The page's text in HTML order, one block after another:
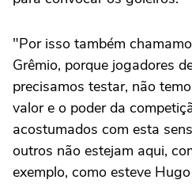
"Por isso também
Grêmio, porque jogadores
precisamos testar, não
valor e o poder da
acostumados com esta
outros não estejam aqui,
exemplo, como esteve